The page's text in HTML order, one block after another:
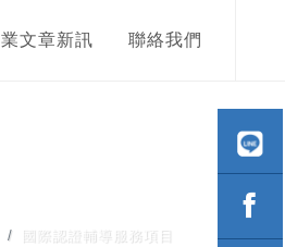
文章新訊 聯絡我們
國際認證輔導服務項目